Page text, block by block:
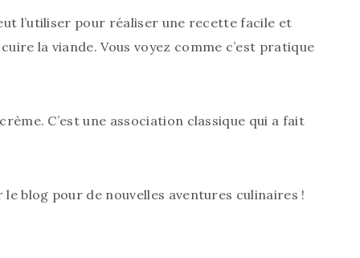
l’utiliser pour réaliser une recette facile et
la viande. Vous voyez comme c’est pratique
C’est une association classique qui a fait
blog pour de nouvelles aventures culinaires !